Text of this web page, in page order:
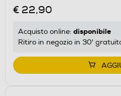
€ 22,90
Acquisto online: disponibile
Ritiro in negozio in 30'